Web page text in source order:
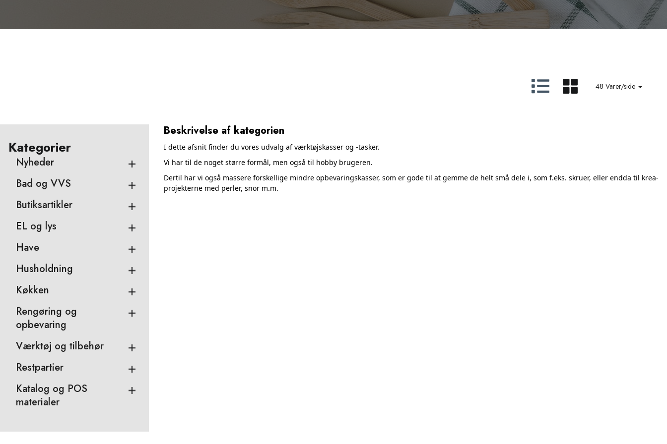
48 Varer/side
Kategorier
Nyheder
Bad og VVS
Butiksartikler
EL og lys
Have
Husholdning
Køkken
Rengøring og
opbevaring
Værktøj og tilbehør
Restpartier
Katalog og POS
materialer
Beskrivelse af kategorien
I dette afsnit finder du vores udvalg af værktøjskasser og -tasker.
Vi har til de noget større formål, men også til hobby brugeren.
Dertil har vi også massere forskellige mindre opbevaringskasser, som er gode til at gemme de helt små dele i, som f.eks. skruer, eller endda til krea-
projekterne med perler, snor m.m.